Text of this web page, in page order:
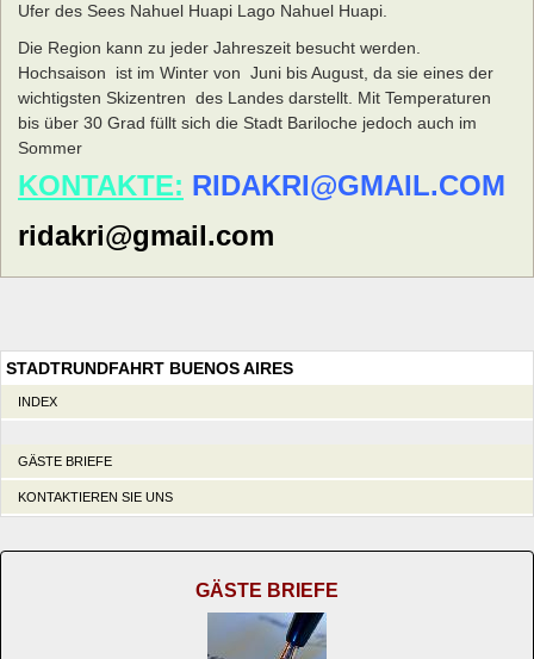
Ufer des Sees Nahuel Huapi Lago Nahuel Huapi.
Die Region kann zu jeder Jahreszeit besucht werden.
Hochsaison ist im Winter von Juni bis August, da sie eines der
wichtigsten Skizentren des Landes darstellt. Mit Temperaturen
bis über 30 Grad füllt sich die Stadt Bariloche jedoch auch im
Sommer
KONTAKTE: RIDAKRI@GMAIL.COM
ridakri@gmail.com
STADTRUNDFAHRT BUENOS AIRES
INDEX
GÄSTE BRIEFE
KONTAKTIEREN SIE UNS
GÄSTE BRIEFE